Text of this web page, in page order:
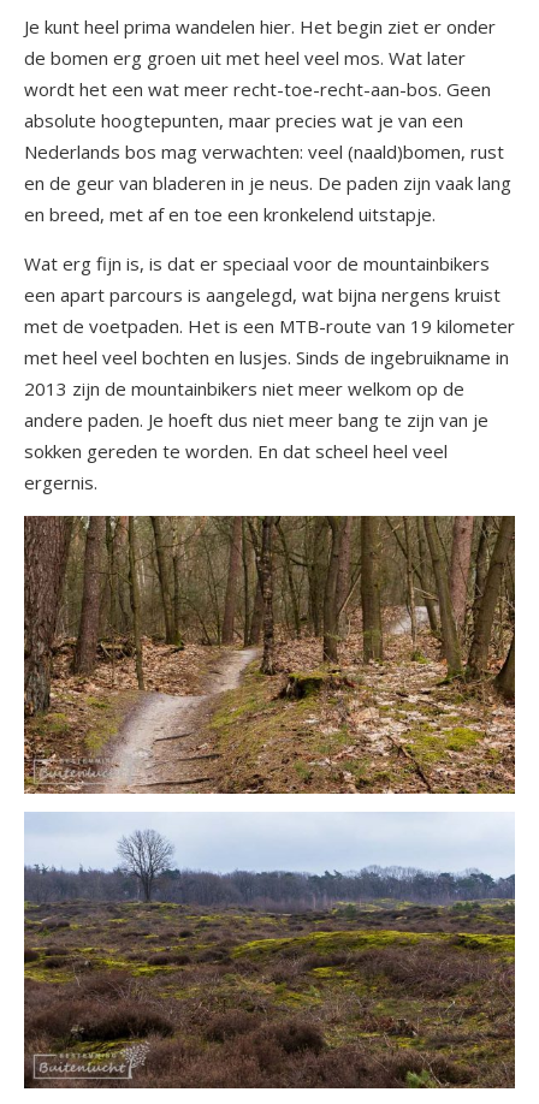
Je kunt heel prima wandelen hier. Het begin ziet er onder
de bomen erg groen uit met heel veel mos. Wat later
wordt het een wat meer recht-toe-recht-aan-bos. Geen
absolute hoogtepunten, maar precies wat je van een
Nederlands bos mag verwachten: veel (naald)bomen, rust
en de geur van bladeren in je neus. De paden zijn vaak lang
en breed, met af en toe een kronkelend uitstapje.
Wat erg fijn is, is dat er speciaal voor de mountainbikers
een apart parcours is aangelegd, wat bijna nergens kruist
met de voetpaden. Het is een MTB-route van 19 kilometer
met heel veel bochten en lusjes. Sinds de ingebruikname in
2013 zijn de mountainbikers niet meer welkom op de
andere paden. Je hoeft dus niet meer bang te zijn van je
sokken gereden te worden. En dat scheel heel veel
ergernis.